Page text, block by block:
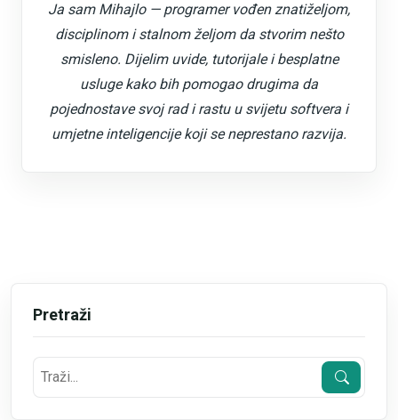
Ja sam Mihajlo — programer vođen znatiželjom,
disciplinom i stalnom željom da stvorim nešto
smisleno. Dijelim uvide, tutorijale i besplatne
usluge kako bih pomogao drugima da
pojednostave svoj rad i rastu u svijetu softvera i
umjetne inteligencije koji se neprestano razvija.
Pretraži